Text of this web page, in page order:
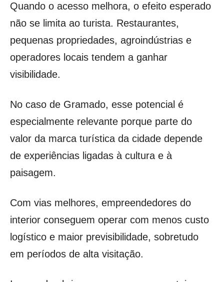
Quando o acesso melhora, o efeito esperado
não se limita ao turista. Restaurantes,
pequenas propriedades, agroindústrias e
operadores locais tendem a ganhar
visibilidade.
No caso de Gramado, esse potencial é
especialmente relevante porque parte do
valor da marca turística da cidade depende
de experiências ligadas à cultura e à
paisagem.
Com vias melhores, empreendedores do
interior conseguem operar com menos custo
logístico e maior previsibilidade, sobretudo
em períodos de alta visitação.